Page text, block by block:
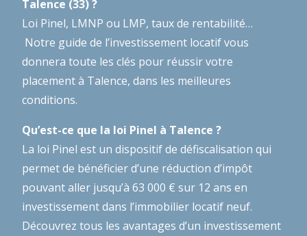
Talence (33) ?
Loi Pinel, LMNP ou LMP, taux de rentabilité…
Notre guide de l’investissement locatifvous
donnera toute les clés pour réussir votre
placement à Talence, dans les meilleures
conditions.
Qu’est-ce que la loi Pinel à Talence ?
La loi Pinel est un dispositif de défiscalisation qui
permet de bénéficier d’une réduction d’impôt
pouvant aller jusqu’à 63 000 € sur 12 ans en
investissement dans l’immobilier locatif neuf.
Découvrez tous les avantages d’un investissement